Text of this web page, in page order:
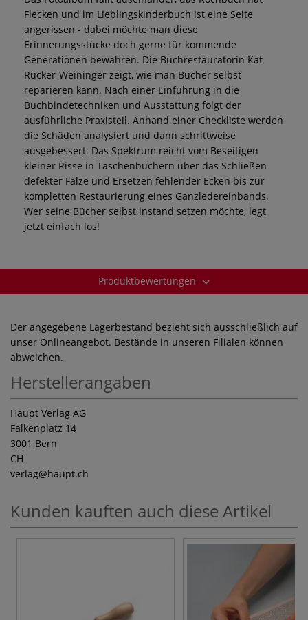
Flecken und im Lieblingskinderbuch ist eine Seite
angerissen - dabei möchte man diese
Erinnerungsstücke doch gerne für kommende
Generationen bewahren. Die Buchrestauratorin Kat
Rücker-Weininger zeigt, wie man Bücher selbst
reparieren kann. Nach einer Einführung in die
Buchbindetechniken und Ausstattung folgt der
ausführliche Praxisteil. Anhand einer Checkliste werden
die Schäden analysiert und dann schrittweise
ausgebessert. Das Spektrum reicht vom Beseitigen
kleiner Risse in Taschenbüchern über das Schließen
defekter Fälze und Ersetzen fehlender Ecken bis zur
kompletten Restaurierung eines Ganzledereinbands.
Wer seine Bücher selbst instand setzen möchte, legt
jetzt einfach los!
Produktbewertungen
Der angegebene Lagerbestand bezieht sich ausschließlich auf
unser Onlineangebot. Bestände in unseren Filialen können
abweichen.
Herstellerangaben
Haupt Verlag AG
Falkenplatz 14
3001 Bern
CH
verlag@haupt.ch
Kunden kauften auch diese Artikel